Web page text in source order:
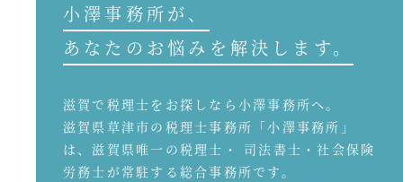
小澤事務所が、
あなたのお悩みを解決します。
滋賀で税理士をお探しなら小澤事務所へ。
滋賀県草津市の税理士事務所「小澤事務所」
は、滋賀県唯一の税理士・ 司法書士・社会保険
労務士が常駐する総合事務所です。